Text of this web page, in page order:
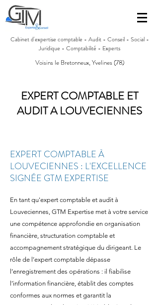
Cabinet d'expertise comptable - Audit - Conseil - Social -
Juridique - Comptabilité - Experts
Voisins le Bretonneux, Yvelines (78)
EXPERT COMPTABLE ET
AUDIT A LOUVECIENNES
EXPERT COMPTABLE À
LOUVECIENNES : L'EXCELLENCE
SIGNÉE GTM EXPERTISE
En tant qu'expert comptable et audit à
Louveciennes, GTM Expertise met à votre service
une compétence approfondie en organisation
financière, structuration comptable et
accompagnement stratégique du dirigeant. Le
rôle de l’expert comptable dépasse
l’enregistrement des opérations : il fiabilise
l’information financière, établit des comptes
conformes aux normes et garantit la